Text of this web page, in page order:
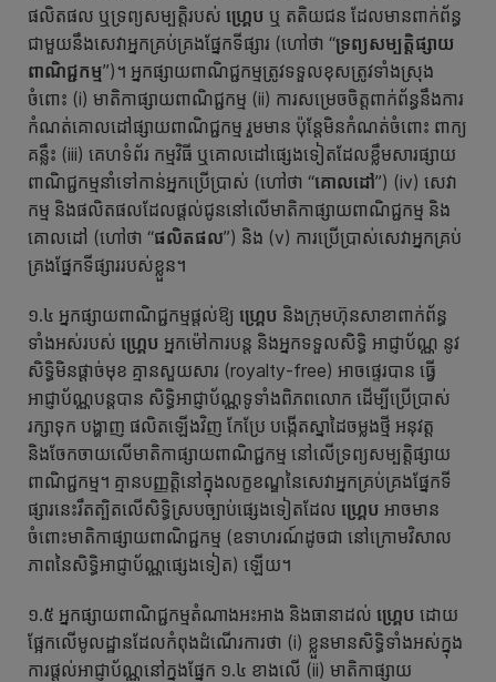
ផលិតផល ឬទ្រព្យសម្បត្តិរបស់ ហ្គ្រេប ឬ តតិយជន ដែលមានពាក់ព័ន្ធ
ជាមួយនឹងសេវាអ្នកគ្រប់គ្រងផ្នែកទីផ្សារ (ហៅថា “ទ្រព្យសម្បត្តិផ្សាយ
ពាណិជ្ជកម្ម”)។ អ្នកផ្សាយពាណិជ្ជកម្មត្រូវទទួលខុសត្រូវទាំងស្រុង
ចំពោះ (i) មាតិកាផ្សាយពាណិជ្ជកម្ម (ii) ការសម្រេចចិត្តពាក់ព័ន្ធនឹងការ
កំណត់គោលដៅផ្សាយពាណិជ្ជកម្ម រួមមាន ប៉ុន្តែមិនកំណត់ចំពោះ ពាក្យ
គន្លឹះ (iii) គេហទំព័រ កម្មវិធី ឬគោលដៅផ្សេងទៀតដែលខ្លឹមសារផ្សាយ
ពាណិជ្ជកម្មនាំទៅកាន់អ្នកប្រើប្រាស់ (ហៅថា “គោលដៅ”) (iv) សេវា
កម្ម និងផលិតផលដែលផ្តល់ជូននៅលើមាតិកាផ្សាយពាណិជ្ជកម្ម និង
គោលដៅ (ហៅថា “ផលិតផល”) និង (v) ការប្រើប្រាស់សេវាអ្នកគ្រប់
គ្រងផ្នែកទីផ្សាររបស់ខ្លួន។
១.៤ អ្នកផ្សាយពាណិជ្ជកម្មផ្តល់ឱ្យ ហ្គ្រេប និងក្រុមហ៊ុនសាខាពាក់ព័ន្ធ
ទាំងអស់របស់ ហ្គ្រេប អ្នកម៉ៅការបន្ត និងអ្នកទទួលសិទ្ធិ អាជ្ញាប័ណ្ណ នូវ
សិទ្ធិមិនផ្តាច់មុខ គ្មានសួយសារ (royalty-free) អាចផ្ទេរបាន ធ្វើ
អាជ្ញាប័ណ្ណបន្ដបាន សិទ្ធិអាជ្ញាប័ណ្ណទូទាំងពិភពលោក ដើម្បីប្រើប្រាស់
រក្សាទុក បង្ហាញ ផលិតឡើងវិញ កែប្រែ បង្កើតស្នាដៃចម្លងថ្មី អនុវត្ត
និងចែកចាយលើមាតិកាផ្សាយពាណិជ្ជកម្ម នៅលើទ្រព្យសម្បត្តិផ្សាយ
ពាណិជ្ជកម្ម។ គ្មានបញ្ញត្តិនៅក្នុងលក្ខខណ្ឌនៃសេវាអ្នកគ្រប់គ្រងផ្នែកទី
ផ្សារនេះរឹតត្បិតលើសិទ្ធិស្របច្បាប់ផ្សេងទៀតដែល ហ្គ្រេប អាចមាន
ចំពោះមាតិកាផ្សាយពាណិជ្ជកម្ម (ឧទាហរណ៍ដូចជា នៅក្រោមវិសាល
ភាពនៃសិទ្ធិអាជ្ញាប័ណ្ណផ្សេងទៀត) ឡើយ។
១.៥ អ្នកផ្សាយពាណិជ្ជកម្មតំណាងអះអាង និងធានាដល់ ហ្គ្រេប ដោយ
ផ្អែកលើមូលដ្ឋានដែលកំពុងដំណើរការថា (i) ខ្លួនមានសិទ្ធិទាំងអស់ក្នុង
ការផ្តល់អាជ្ញាប័ណ្ណនៅក្នុងផ្នែក ១.៤ ខាងលើ (ii) មាតិកាផ្សាយ